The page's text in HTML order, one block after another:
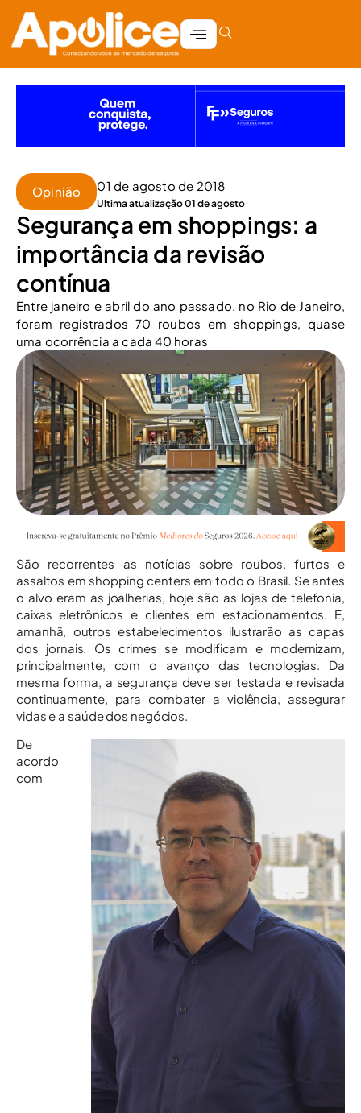
Opinião 01 de agosto de 2018
Ultima atualização 01 de agosto
Segurança em shoppings: a
importância da revisão
contínua
Entre janeiro e abril do ano passado, no Rio de Janeiro,
foram registrados 70 roubos em shoppings, quase
uma ocorrência a cada 40 horas
São recorrentes as notícias sobre roubos, furtos e
assaltos em shopping centers em todo o Brasil. Se antes
o alvo eram as joalherias, hoje são as lojas de telefonia,
caixas eletrônicos e clientes em estacionamentos. E,
amanhã, outros estabelecimentos ilustrarão as capas
dos jornais. Os crimes se modificam e modernizam,
principalmente, com o avanço das tecnologias. Da
mesma forma, a segurança deve ser testada e revisada
continuamente, para combater a violência, assegurar
vidas e a saúde dos negócios.
De
acordo
com